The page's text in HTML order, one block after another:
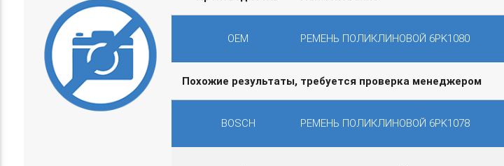
Basket.php OEM РЕМЕНЬ ПОЛИКЛИНОВОЙ 6PK1080
Похожие результаты, требуется проверка менеджером
BOSCH РЕМЕНЬ ПОЛИКЛИНОВОЙ 6PK1078